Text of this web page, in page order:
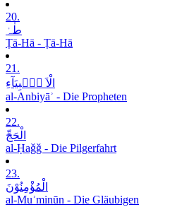
20.
طٰہٰ
Ṭā-Hā - Ṭā-Hā
21.
الْاَ نۡۢبِیَآءِ
al-Anbiyāʾ - Die Propheten
22.
الْحَجِّ
al-Ḥaǧǧ - Die Pilgerfahrt
23.
الْمُؤْمِنُوْنَ
al-Muʾminūn - Die Gläubigen